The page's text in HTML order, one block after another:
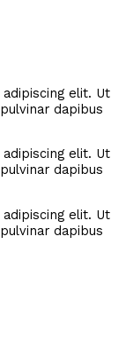
elit. Ut
dapibus
elit. Ut
dapibus
elit. Ut
dapibus